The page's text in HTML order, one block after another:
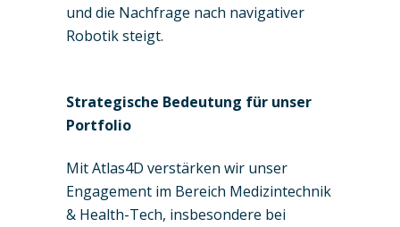
und die Nachfrage nach navigativer
Robotik steigt.
Strategische Bedeutung für unser
Portfolio
Mit Atlas4D verstärken wir unser
Engagement im Bereich Medizintechnik
& Health-Tech, insbesondere bei